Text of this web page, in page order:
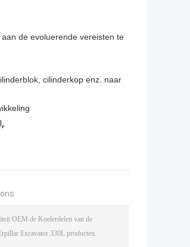
de evoluerende vereisten te
cilinderkop enz. naar
,